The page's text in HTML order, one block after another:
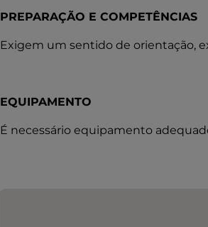
PREPARAÇÃO E COMPETÊNCIAS
Exigem um sentido de orientação,
EQUIPAMENTO
É necessário equipamento